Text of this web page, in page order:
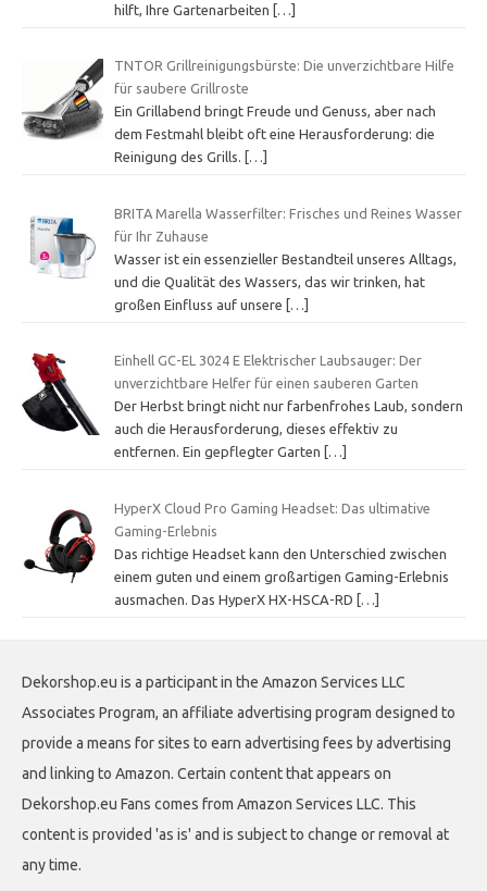
hilft, Ihre Gartenarbeiten
[…]
TNTOR Grillreinigungsbürste: Die unverzichtbare Hilfe
für saubere Grillroste
Ein Grillabend bringt Freude und Genuss, aber nach
dem Festmahl bleibt oft eine Herausforderung: die
Reinigung des Grills.
[…]
BRITA Marella Wasserfilter: Frisches und Reines Wasser
für Ihr Zuhause
Wasser ist ein essenzieller Bestandteil unseres Alltags,
und die Qualität des Wassers, das wir trinken, hat
großen Einfluss auf unsere
[…]
Einhell GC-EL 3024 E Elektrischer Laubsauger: Der
unverzichtbare Helfer für einen sauberen Garten
Der Herbst bringt nicht nur farbenfrohes Laub, sondern
auch die Herausforderung, dieses effektiv zu
entfernen. Ein gepflegter Garten
[…]
HyperX Cloud Pro Gaming Headset: Das ultimative
Gaming-Erlebnis
Das richtige Headset kann den Unterschied zwischen
einem guten und einem großartigen Gaming-Erlebnis
ausmachen. Das HyperX HX-HSCA-RD
[…]
Dekorshop.eu is a participant in the Amazon Services LLC
Associates Program, an affiliate advertising program designed to
provide a means for sites to earn advertising fees by advertising
and linking to Amazon. Certain content that appears on
Dekorshop.eu Fans comes from Amazon Services LLC. This
content is provided 'as is' and is subject to change or removal at
any time.